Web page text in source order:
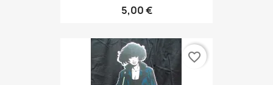
5,00 €
favorite_border